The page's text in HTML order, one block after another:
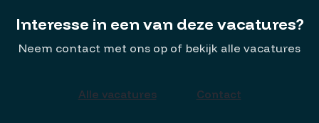
Interesse in een van deze vacatures?
Neem contact met ons op of bekijk alle vacatures
Alle vacatures Contact